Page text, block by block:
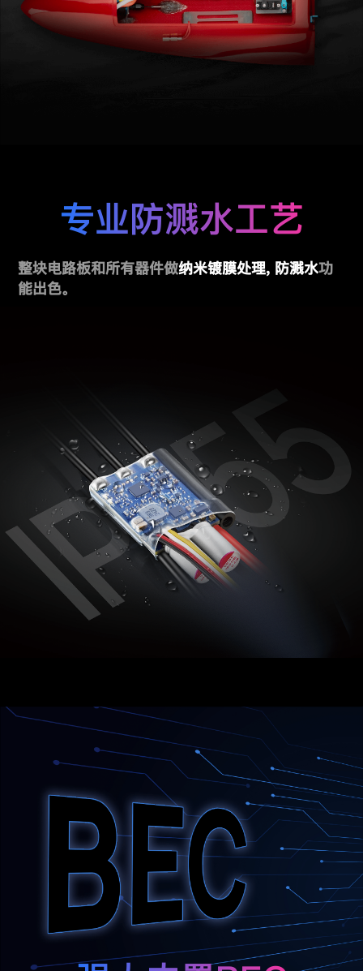
专业防溅水工艺
整块电路板和所有器件做纳米镀膜处理, 防溅水功
能出色。